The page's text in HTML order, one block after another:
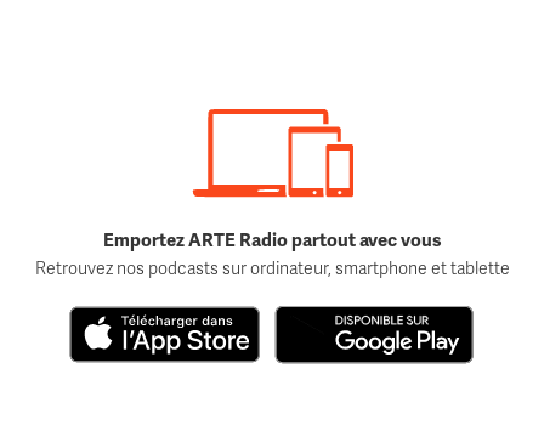
Emportez ARTE Radio partout avec vous
Retrouvez nos podcasts sur ordinateur, smartphone et tablette